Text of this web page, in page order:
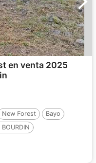
en venta 2025
New Forest
Bayo